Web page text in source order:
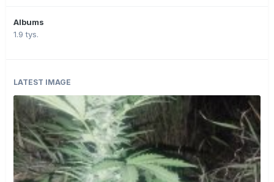
Albums
1.9 tys.
LATEST IMAGE